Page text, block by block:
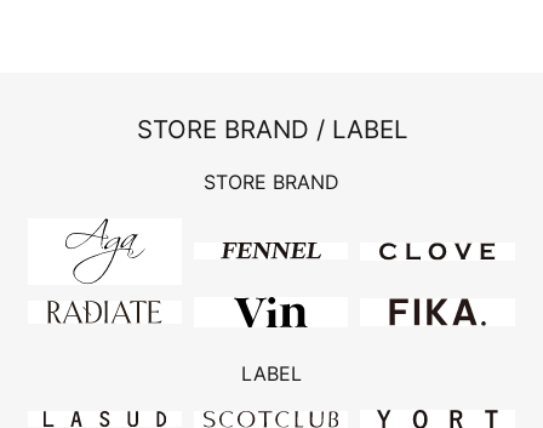
STORE BRAND / LABEL
STORE BRAND
LABEL